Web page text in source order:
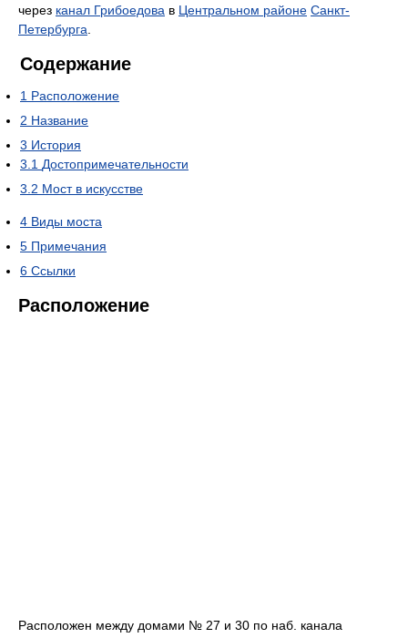
через канал Грибоедова в Центральном районе Санкт-
Петербурга.
Содержание
1 Расположение
2 Название
3 История
3.1 Достопримечательности
3.2 Мост в искусстве
4 Виды моста
5 Примечания
6 Ссылки
Расположение
Расположен между домами № 27 и 30 по наб. канала